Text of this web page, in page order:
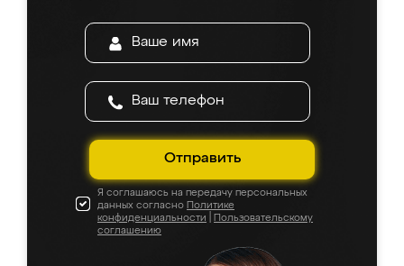
Отправить
Я соглашаюсь на передачу персональных
данных согласно Политике
конфиденциальности
Пользовательскому
соглашению